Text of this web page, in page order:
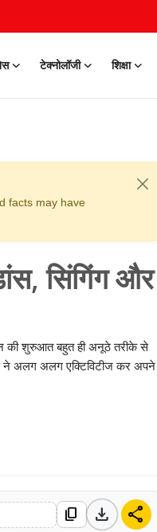
टेक्नोलॉजी शिक्षा
facts may have
सिंगिंग और
की शुरुआत बहुत ही अनूठे तरीके से
ने अलग अलग एक्टिविटीज कर अपने
content_copy download share